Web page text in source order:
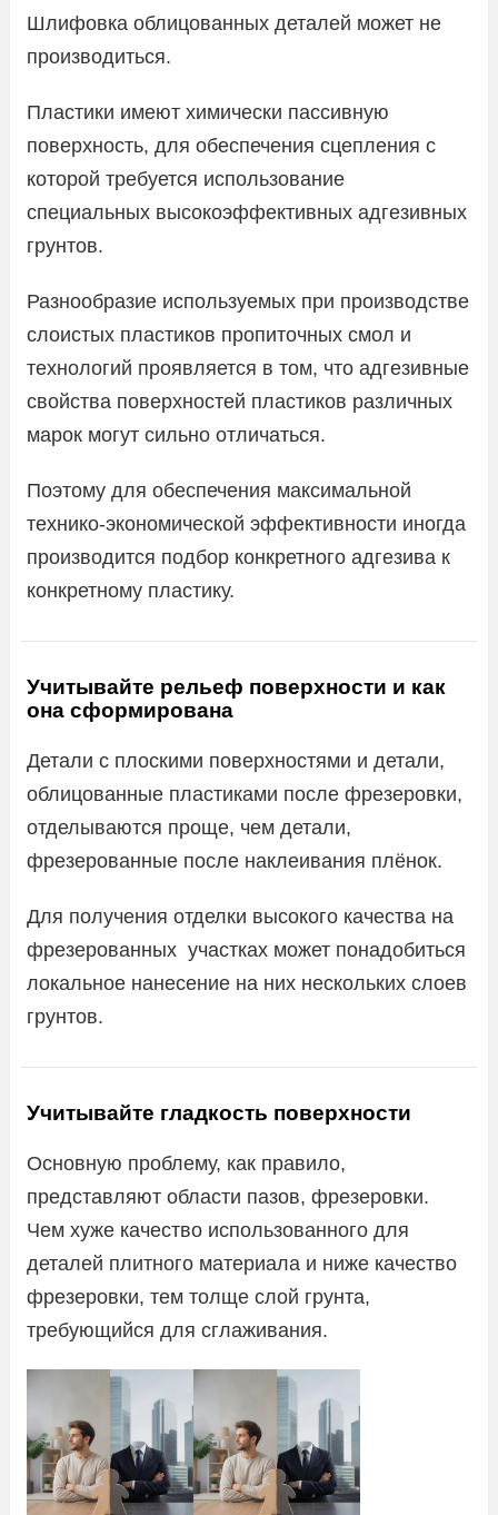
Шлифовка облицованных деталей может не
производиться.
Пластики имеют химически пассивную
поверхность, для обеспечения сцепления с
которой требуется использование
специальных высокоэффективных адгезивных
грунтов.
Разнообразие используемых при производстве
слоистых пластиков пропиточных смол и
технологий проявляется в том, что адгезивные
свойства поверхностей пластиков различных
марок могут сильно отличаться.
Поэтому для обеспечения максимальной
технико-экономической эффективности иногда
производится подбор конкретного адгезива к
конкретному пластику.
Учитывайте рельеф поверхности и как
она сформирована
Детали с плоскими поверхностями и детали,
облицованные пластиками после фрезеровки,
отделываются проще, чем детали,
фрезерованные после наклеивания плёнок.
Для получения отделки высокого качества на
фрезерованных участках может понадобиться
локальное нанесение на них нескольких слоев
грунтов.
Учитывайте гладкость поверхности
Основную проблему, как правило,
представляют области пазов, фрезеровки.
Чем хуже качество использованного для
деталей плитного материала и ниже качество
фрезеровки, тем толще слой грунта,
требующийся для сглаживания.